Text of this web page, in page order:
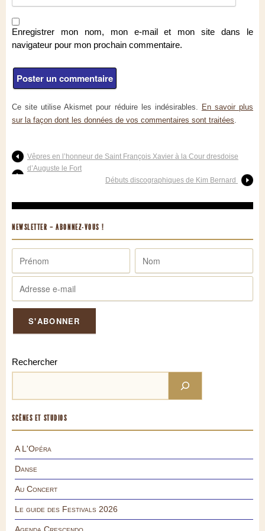
Enregistrer mon nom, mon e-mail et mon site dans le
navigateur pour mon prochain commentaire.
Ce site utilise Akismet pour réduire les indésirables. En savoir plus
sur la façon dont les données de vos commentaires sont traitées
Vêpres en l’honneur de Saint François Xavier à la Cour dresdoise
d’Auguste le Fort
Débuts discographiques de Kim Bernard
NEWSLETTER – ABONNEZ-VOUS !
Rechercher
SCÈNES ET STUDIOS
A L'Opéra
Danse
Au Concert
Le guide des Festivals 2026
Agenda Crescendo